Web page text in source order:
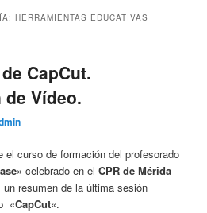
HERRAMIENTAS EDUCATIVAS
CapCut.
Vídeo.
el curso de formación del profesorado
» celebrado en elCPR de Mérida
resumen de la última sesión
«CapCut«.